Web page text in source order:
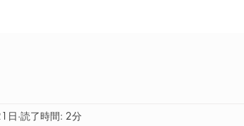
日 読了時間: 2分